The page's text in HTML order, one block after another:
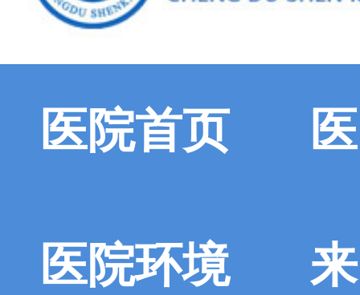
医院首页
医院环境